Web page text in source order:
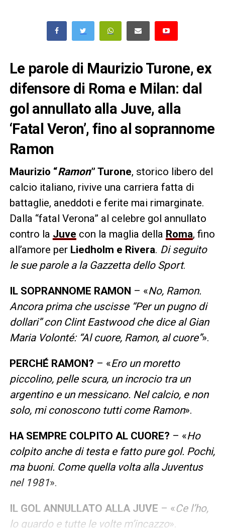
Le parole di Maurizio Turone, ex
difensore di Roma e Milan: dal
gol annullato alla Juve, alla
‘Fatal Veron’, fino al soprannome
Ramon
Maurizio “Ramon” Turone, storico libero del
calcio italiano, rivive una carriera fatta di
battaglie, aneddoti e ferite mai rimarginate.
Dalla “fatal Verona” al celebre gol annullato
contro la Juve con la maglia della Roma, fino
all’amore per Liedholm e Rivera. Di seguito
le sue parole a la Gazzetta dello Sport.
IL SOPRANNOME RAMON – «No, Ramon.
Ancora prima che uscisse “Per un pugno di
dollari” con Clint Eastwood che dice al Gian
Maria Volonté: “Al cuore, Ramon, al cuore”».
PERCHÉ RAMON? – «Ero un moretto
piccolino, pelle scura, un incrocio tra un
argentino e un messicano. Nel calcio, e non
solo, mi conoscono tutti come Ramon».
HA SEMPRE COLPITO AL CUORE? – «Ho
colpito anche di testa e fatto pure gol. Pochi,
ma buoni. Come quella volta alla Juventus
nel 1981».
IL GOL ANNULLATO ALLA JUVE – «Ce l’ho,
lo guardo e tutte le volte m’incazzo».